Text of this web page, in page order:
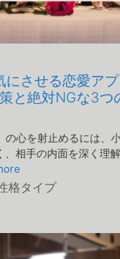
にさせる恋愛ア
策と絶対NGな3つ
の心を射止めるには、
、相手の内面を深く理
格タイプ